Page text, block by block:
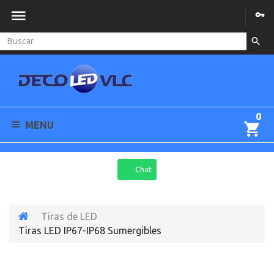
0
MENU
Chat
Tiras de LED
Tiras LED IP67-IP68 Sumergibles